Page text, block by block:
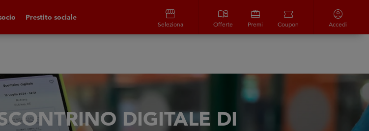
Prestito sociale storefront
Seleziona
menu_book
Offerte
redeem
Premi
confirmation_number
Coupon
account_circle
Accedi
DIGITALE DI